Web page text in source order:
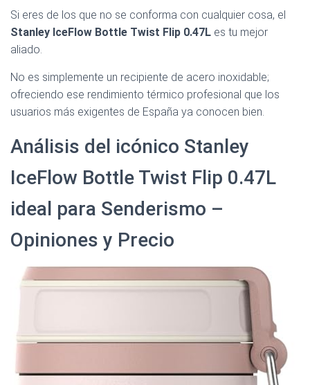
Si eres de los que no se conforma con cualquier cosa, el
Stanley IceFlow Bottle Twist Flip 0.47L es tu mejor
aliado.
No es simplemente un recipiente de acero inoxidable;
ofreciendo ese rendimiento térmico profesional que los
usuarios más exigentes de España ya conocen bien.
Análisis del icónico Stanley
IceFlow Bottle Twist Flip 0.47L
ideal para Senderismo –
Opiniones y Precio